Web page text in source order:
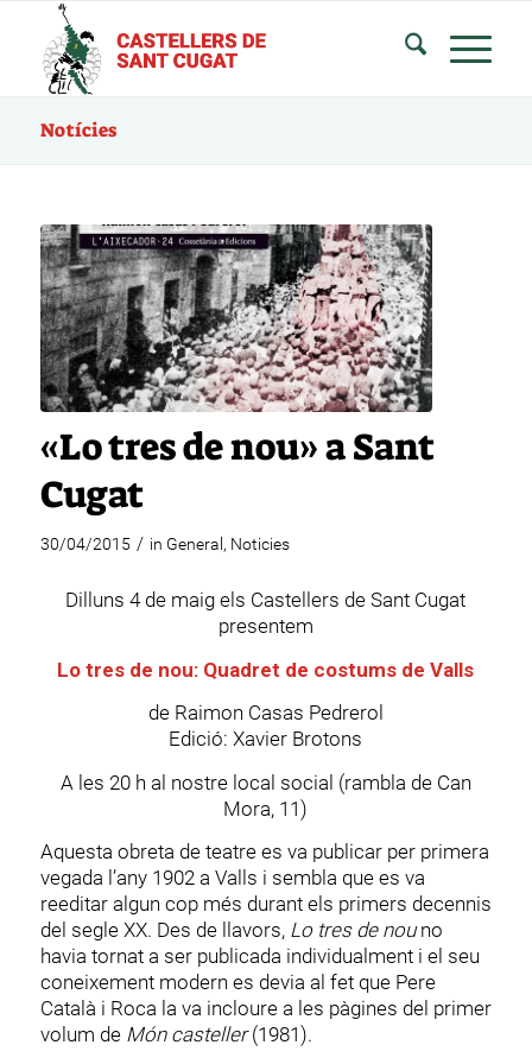
Notícies
«Lo tres de nou» a Sant
Cugat
30/04/2015 / in General , Noticies
Dilluns 4 de maig els Castellers de Sant Cugat
presentem
Lo tres de nou: Quadret de costums de Valls
de Raimon Casas Pedrerol
Edició: Xavier Brotons
A les 20 h al nostre local social (rambla de Can
Mora, 11)
Aquesta obreta de teatre es va publicar per primera
vegada l’any 1902 a Valls i sembla que es va
reeditar algun cop més durant els primers decennis
del segle XX. Des de llavors, Lo tres de nouno
havia tornat a ser publicada individualment i el seu
coneixement modern es devia al fet que Pere
Català i Roca la va incloure a les pàgines del primer
volum de Món casteller(1981).